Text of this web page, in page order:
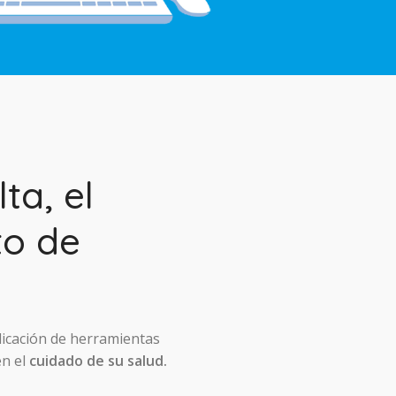
el
de
de herramientas
el cuidado de su salud.